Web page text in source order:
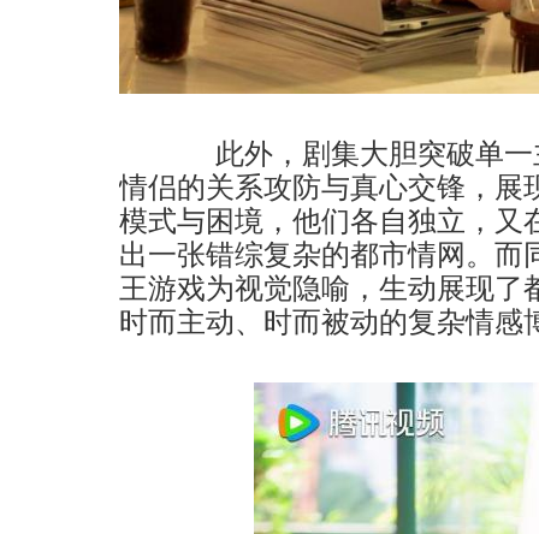
此外，剧集大胆突破单一
情侣的关系攻防与真心交锋，展
模式与困境，他们各自独立，又
出一张错综复杂的都市情网。而
王游戏为视觉隐喻，生动展现了
时而主动、时而被动的复杂情感